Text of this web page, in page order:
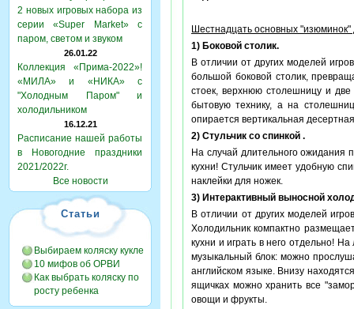
2 новых игровых набора из
серии «Super Market» с
паром, светом и звуком
26.01.22
Коллекция «Прима-2022»!
«МИЛА» и «НИКА» с
"Холодным Паром" и
холодильником
16.12.21
Расписание нашей работы
в Новогодние праздники
2021/2022г.
Все новости
Статьи
Выбираем коляску кукле
10 мифов об ОРВИ
Как выбрать коляску по
росту ребенка
Шестнадцать основных "изюминок"
1) Боковой столик.
В отличии от других моделей
большой боковой столик,
стоек, верхнюю столешницу и
бытовую технику, а на
опирается вертикальная
2) Стульчик со спинкой .
На случай длительного ожидания
кухни! Стульчик имеет удобную
наклейки для ножек.
3) Интерактивный выносной
В отличии от других моделей
Холодильник компактно
кухни и играть в него отдельно!
музыкальный блок: можно
английском языке. Внизу
ящичках можно хранить все
овощи и фрукты.